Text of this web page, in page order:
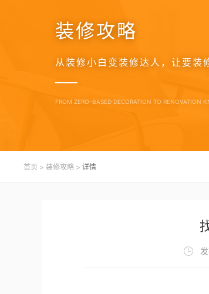
装修攻略
从装修小白变装修达人，让要装
FROM ZERO-BASED DECORATION TO RENOVATION
首页 > 装修攻略 > 详情